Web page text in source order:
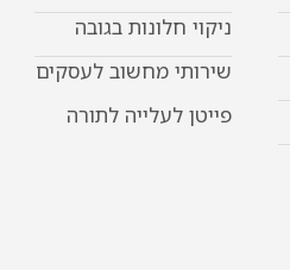
ניקוי חלונות בגובה
שירותי מחשוב לעסקים
פייטן לעלייה לתורה